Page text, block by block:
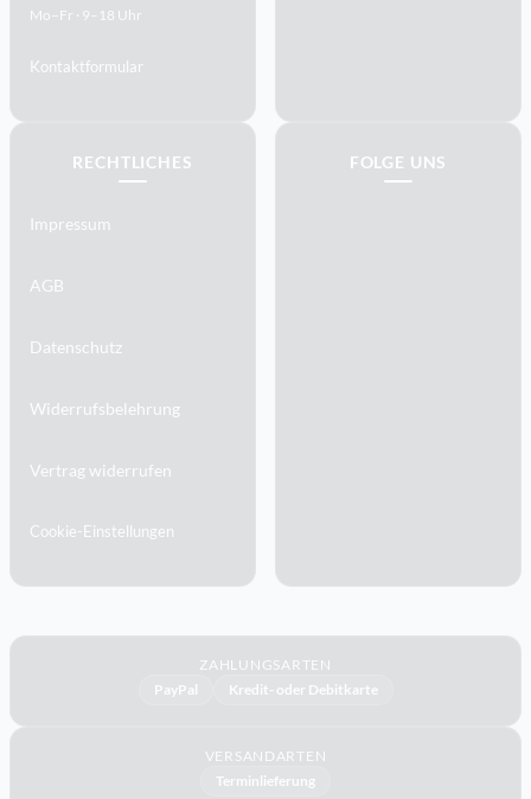
Mo–Fr · 9–18 Uhr
Kontaktformular
RECHTLICHES
Impressum
AGB
Datenschutz
Widerrufsbelehrung
Vertrag widerrufen
Cookie-Einstellungen
FOLGE UNS
ZAHLUNGSARTEN
PayPal
Kredit- oder Debitkarte
VERSANDARTEN
Terminlieferung